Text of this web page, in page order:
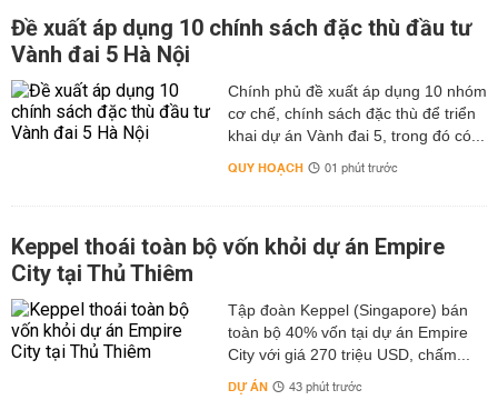
Đề xuất áp dụng 10 chính sách đặc thù đầu tư
Vành đai 5 Hà Nội
Chính phủ đề xuất áp dụng 10 nhóm
cơ chế, chính sách đặc thù để triển
khai dự án Vành đai 5, trong đó có...
QUY HOẠCH 01 phút trước
Keppel thoái toàn bộ vốn khỏi dự án Empire
City tại Thủ Thiêm
Tập đoàn Keppel (Singapore) bán
toàn bộ 40% vốn tại dự án Empire
City với giá 270 triệu USD, chấm...
DỰ ÁN 43 phút trước